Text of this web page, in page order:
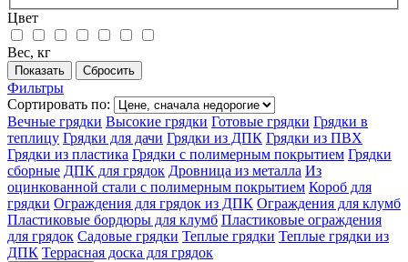
Цвет
Вес, кг
Фильтры
Сортировать по:
Вечные грядки Высокие грядки Готовые грядки Грядки в
теплицу Грядки для дачи Грядки из ДПК Грядки из ПВХ
Грядки из пластика Грядки с полимерным покрытием Грядки
сборные ДПК для грядок Дровница из металла Из
оцинкованной стали с полимерным покрытием Короб для
грядки Ограждения для грядок из ДПК Ограждения для клумб
Пластиковые бордюры для клумб Пластиковые ограждения
для грядок Садовые грядки Теплые грядки Теплые грядки из
ДПК Террасная доска для грядок